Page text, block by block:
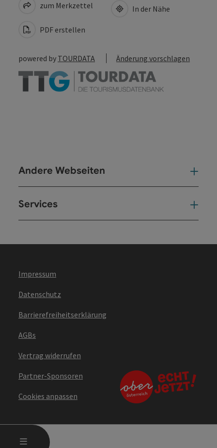
MENÜ
zum Merkzettel
PDF erstellen
In der Nähe
powered by TOURDATA Änderung vorschlagen
Andere Webseiten
Services
Impressum
Datenschutz
Barrierefreiheitserklärung
AGBs
Vertrag widerrufen
Partner-Sponsoren
Cookies anpassen